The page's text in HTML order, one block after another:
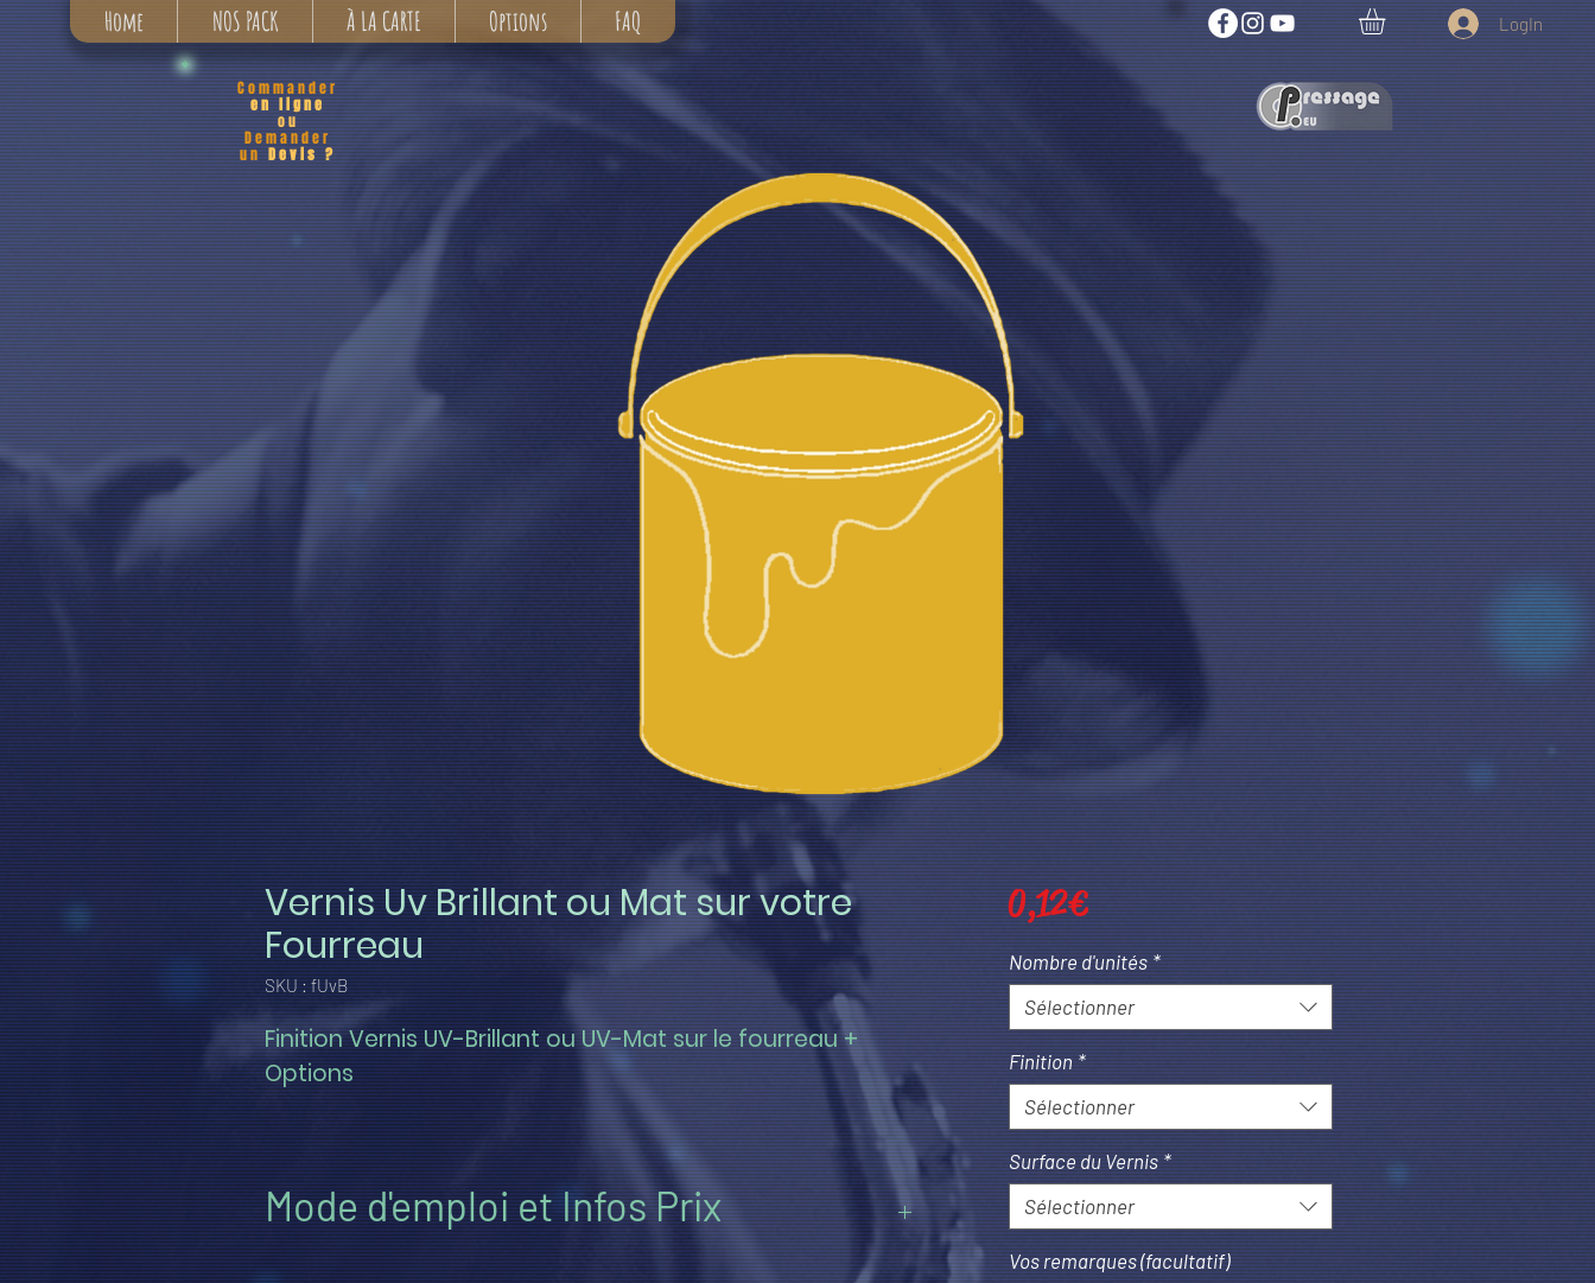
Home NOS PACK À LA CARTE Options FAQ LogIn
Commander
en ligne
ou
Demander
un Devis ?
Vernis Uv Brillant ou Mat sur votre
Fourreau
SKU : fUvB
Finition Vernis UV-Brillant ou UV-Mat sur le fourreau +
Options
Mode d'emploi et Infos Prix
((1)) Ajustez la quantité et TOUTES les optionsafin de remplacer le
0,12 €Prix
Nombre d'unités *
Sélectionner
Finition *
Sélectionner
Surface du Vernis *
Sélectionner
Vos remarques (facultatif)